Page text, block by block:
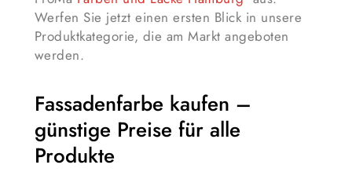
Werfen Sie jetzt einen ersten Blick in unsere
Produktkategorie, die am Markt angeboten
werden.
Fassadenfarbe kaufen –
günstige Preise für alle
Produkte